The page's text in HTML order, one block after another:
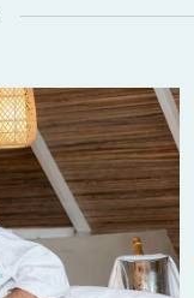
détendent à
le plaisir de
, paddle ou
du lagon.
une
du
balade en